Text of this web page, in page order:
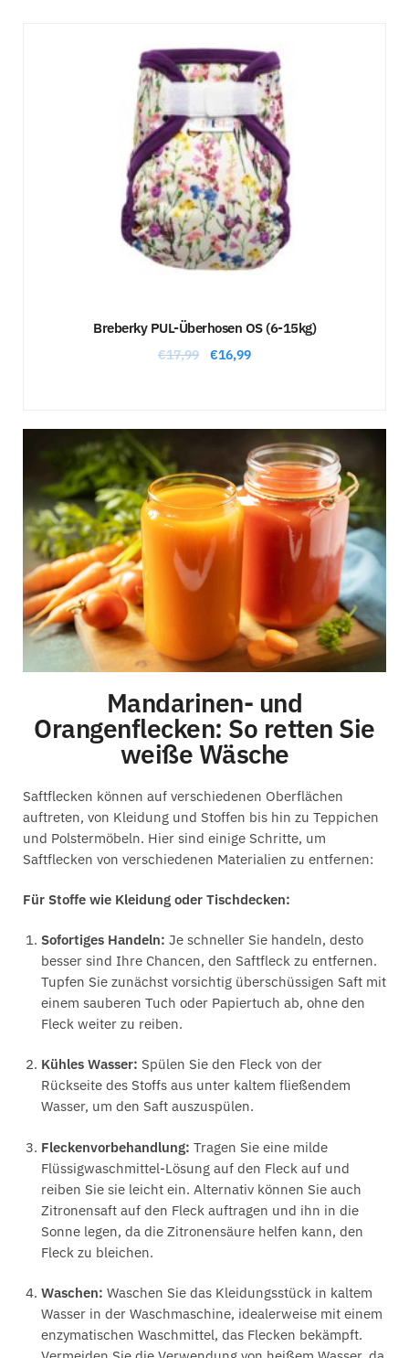
Breberky PUL-Überhosen OS (6-15kg)
€17,99 €16,99
Mandarinen- und
Orangenflecken: So retten Sie
weiße Wäsche
Saftflecken können auf verschiedenen Oberflächen
auftreten, von Kleidung und Stoffen bis hin zu Teppichen
und Polstermöbeln. Hier sind einige Schritte, um
Saftflecken von verschiedenen Materialien zu entfernen:
Für Stoffe wie Kleidung oder Tischdecken:
Sofortiges Handeln: Je schneller Sie handeln, desto
besser sind Ihre Chancen, den Saftfleck zu entfernen.
Tupfen Sie zunächst vorsichtig überschüssigen Saft mit
einem sauberen Tuch oder Papiertuch ab, ohne den
Fleck weiter zu reiben.
Kühles Wasser: Spülen Sie den Fleck von der
Rückseite des Stoffs aus unter kaltem fließendem
Wasser, um den Saft auszuspülen.
Fleckenvorbehandlung: Tragen Sie eine milde
Flüssigwaschmittel-Lösung auf den Fleck auf und
reiben Sie sie leicht ein. Alternativ können Sie auch
Zitronensaft auf den Fleck auftragen und ihn in die
Sonne legen, da die Zitronensäure helfen kann, den
Fleck zu bleichen.
Waschen: Waschen Sie das Kleidungsstück in kaltem
Wasser in der Waschmaschine, idealerweise mit einem
enzymatischen Waschmittel, das Flecken bekämpft.